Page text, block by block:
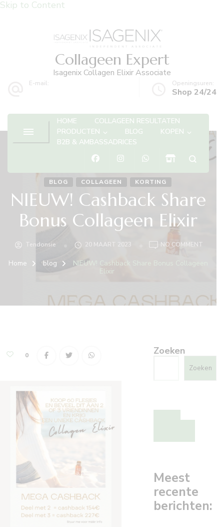
Skip to Content
Collageen Expert
Isagenix Collagen Elixir Associate
E-mail: Openingsuren:
Shop 24/24
HOME
COLLAGEEN RESULTATEN
PRODUCTEN
BLOG
KOPEN
B2B & AMBASSADRICES
BLOG COLLAGEEN KORTING
NIEUW! Cashback Share
Bonus Collageen Elixir
Tendonsie 20 MAART 2023 NO COMMENTON
Home blog
NIEUW! Cashback Share Bonus Collageen
Elixir
0 Zoeken
Zoeken
Meest
recente
berichten: